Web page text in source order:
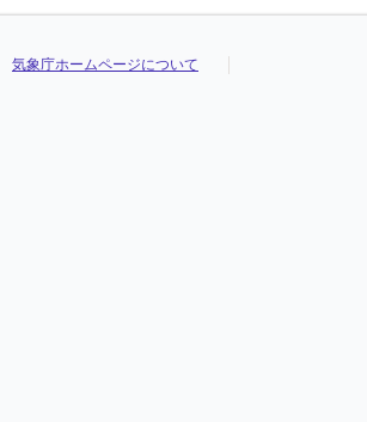
気象庁ホームページについて